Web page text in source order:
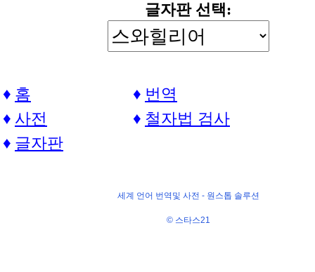
글자판 선택:
홈
번역
사전
철자법 검사
글자판
세계 언어 번역및 사전 - 원스톱 솔루션
© 스타스21